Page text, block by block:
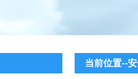
当前位置--